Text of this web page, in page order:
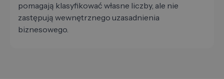
pomagają klasyfikować własne liczby, ale nie
zastępują wewnętrznego uzasadnienia
biznesowego.